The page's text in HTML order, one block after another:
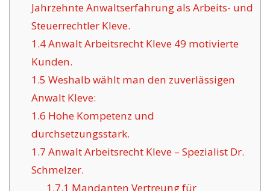
Jahrzehnte Anwaltserfahrung als Arbeits- und
Steuerrechtler Kleve.
1.4Anwalt Arbeitsrecht Kleve 49 motivierte
Kunden.
1.5 Weshalb wählt man den zuverlässigen
Anwalt Kleve:
1.6 Hohe Kompetenz und
durchsetzungsstark.
1.7 Anwalt Arbeitsrecht Kleve – Spezialist Dr.
Schmelzer.
1.7.1 Mandanten Vertreung für